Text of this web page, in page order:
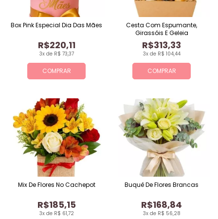
COMPRAR
3x de R$ 73,37
R$220,11
Box Pink Especial Dia Das Mães
COMPRAR
3x de R$ 104,44
R$313,33
Cesta Com Espumante,
Girassóis E Geleia
3x de R$ 61,72
R$185,15
Mix De Flores No Cachepot
3x de R$ 56,28
R$168,84
Buquê De Flores Brancas